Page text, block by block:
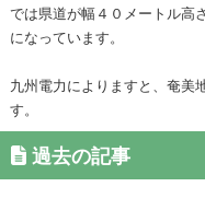
では県道が幅４０メートル高
になっています。
九州電力によりますと、奄美
す。
過去の記事